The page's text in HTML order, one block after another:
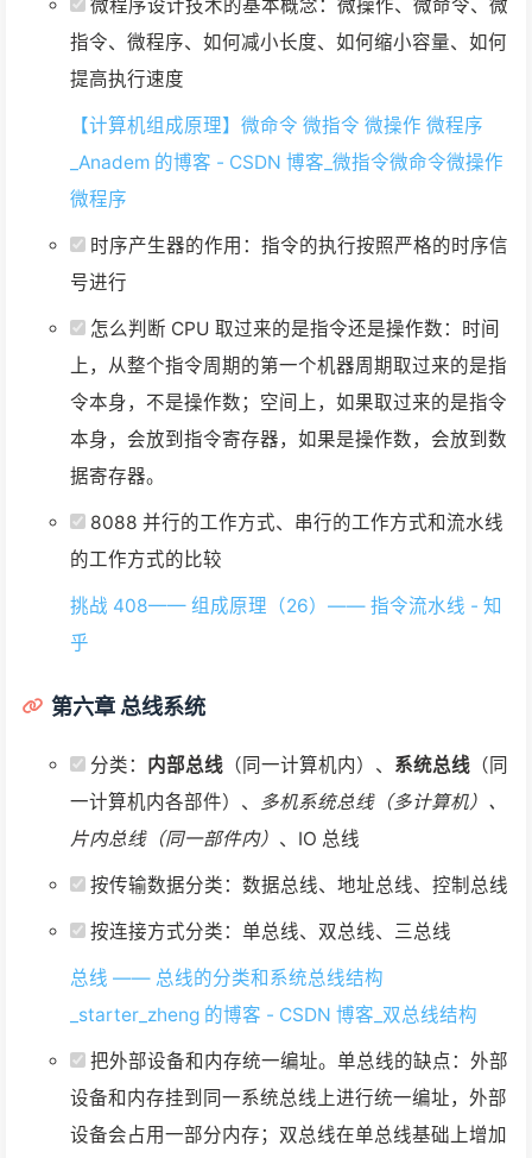
微程序设计技术的基本概念：微操作、微命令、微
指令、微程序、如何减小长度、如何缩小容量、如何
提高执行速度
【计算机组成原理】微命令 微指令 微操作 微程序
_Anadem 的博客 - CSDN 博客_微指令微命令微操作
微程序
时序产生器的作用：指令的执行按照严格的时序信
号进行
怎么判断 CPU 取过来的是指令还是操作数：时间
上，从整个指令周期的第一个机器周期取过来的是指
令本身，不是操作数；空间上，如果取过来的是指令
本身，会放到指令寄存器，如果是操作数，会放到数
据寄存器。
8088 并行的工作方式、串行的工作方式和流水线
的工作方式的比较
挑战 408—— 组成原理（26）—— 指令流水线 - 知
乎
第六章 总线系统
分类： 内部总线 （同一计算机内）、 系统总线 （同
一计算机内各部件）、
多机系统总线（多计算机）、
片内总线（同一部件内） 、IO 总线
按传输数据分类：数据总线、地址总线、控制总线
按连接方式分类：单总线、双总线、三总线
总线 —— 总线的分类和系统总线结构
_starter_zheng 的博客 - CSDN 博客_双总线结构
把外部设备和内存统一编址。单总线的缺点：外部
设备和内存挂到同一系统总线上进行统一编址，外部
设备会占用一部分内存；双总线在单总线基础上增加